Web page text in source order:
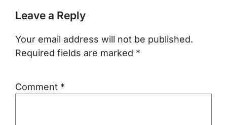
Leave a Reply
Your email address will not be published.
Required fields are marked *
Comment *